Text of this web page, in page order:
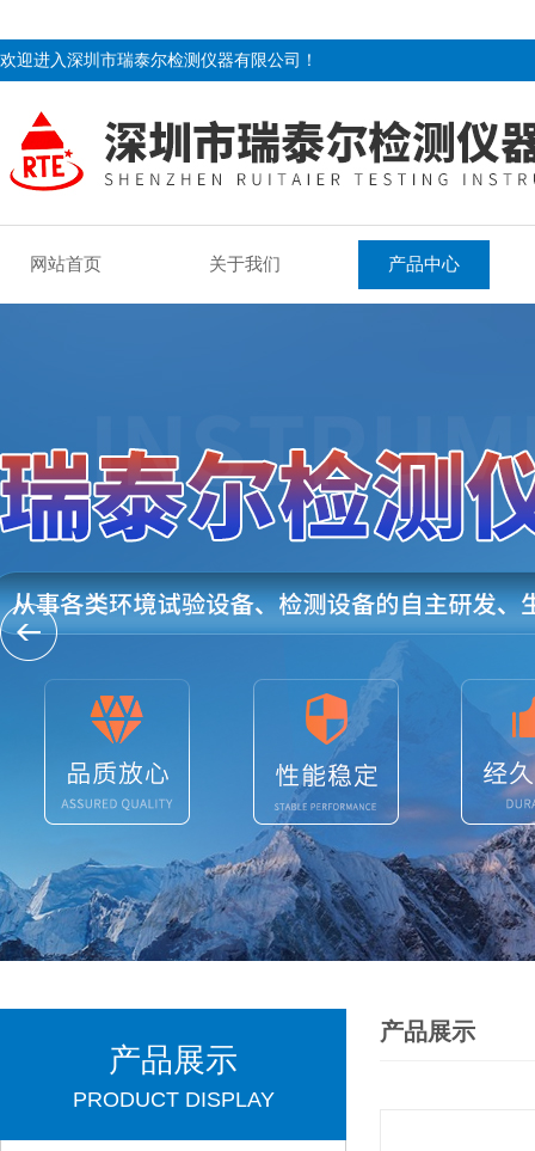
欢迎进入深圳市瑞泰尔检测仪器有限公司！
网站首页 关于我们 产品中心
产品展示
PRODUCT DISPLAY
产品展示